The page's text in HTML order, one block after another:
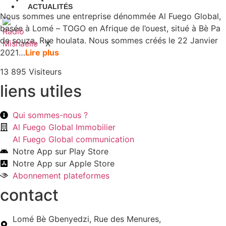
ACTUALITÉS
X
Nous sommes une entreprise dénommée Al Fuego Global,
basée à Lomé – TOGO en Afrique de l’ouest, situé à Bè Pa
de souza, Rue houlata. Nous sommes créés le 22 Janvier
2021…Lire plus
13 895 Visiteurs
liens utiles
Qui sommes-nous ?
Al Fuego Global Immobilier
Al Fuego Global communication
Notre App sur Play Store
Notre App sur Apple Store
Abonnement plateformes
contact
Lomé Bè Gbenyedzi, Rue des Menures,